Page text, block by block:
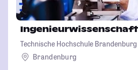
Technische Hochschule Brandenburg
Brandenburg